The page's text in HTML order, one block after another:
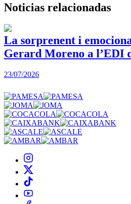
Noticias relacionadas
La sorprenent i
Gerard Moreno a l’EDI
23/07/2026